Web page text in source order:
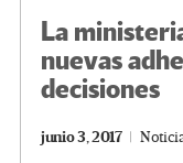
La
nuevas
decisiones
junio 3, 2017